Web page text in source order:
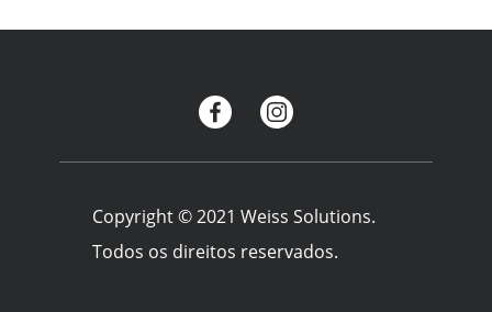
Copyright © 2021 Weiss Solutions.
Todos os direitos reservados.